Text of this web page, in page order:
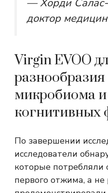
— Хорди
доктор
Virgin EVOO
микробиома
когнитивных
По завершении
исследователи
которые потребляли
первого отжима, а